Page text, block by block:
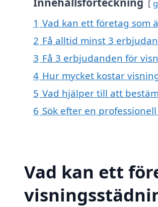
1 Vad kan ett företag som
2 Få alltid minst 3
3 Få 3 erbjudanden för
4 Hur mycket kostar
5 Vad hjälper till att
6 Sök efter en
Vad kan ett